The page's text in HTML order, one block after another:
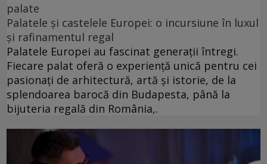
palate
Palatele și castelele Europei: o incursiune în luxul
și rafinamentul regal
Palatele Europei au fascinat generații întregi.
Fiecare palat oferă o experiență unică pentru cei
pasionați de arhitectură, artă și istorie, de la
splendoarea barocă din Budapesta, până la
bijuteria regală din România,.